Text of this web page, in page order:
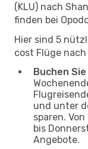
(KLU) nach
finden bei
Hier sind 5
cost Flüge
Buchen
und unter
sparen.
bis
Angebote.